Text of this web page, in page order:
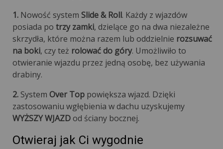
1. Nowość system Slide & Roll. Każdy z wjazdów
posiada po trzy zamki, dzielące go na dwa niezależne
skrzydła, które można razem lub oddzielnie rozsuwać
na boki, czy też rolować do góry. Umożliwiło to
otwieranie wjazdu przez jedną osobę, bez używania
drabiny.
2. System Over Top powiększa wjazd. Dzięki
zastosowaniu wgłębienia w dachu uzyskujemy
WYŻSZY WJAZDod ściany bocznej.
Otwieraj jak Ci wygodnie